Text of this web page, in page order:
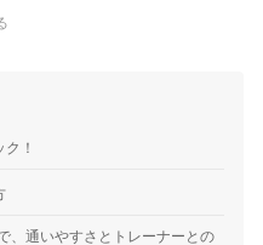
ので、行く日時が決まってい
！
、通いやすさとトレーナーとの